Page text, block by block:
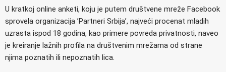
U kratkoj online anketi, koju je putem društvene mreže Facebook
sprovela organizacija ’Partneri Srbija’, najveći procenat mladih
uzrasta ispod 18 godina, kao primere povreda privatnosti, naveo
je kreiranje lažnih profila na društvenim mrežama od strane
njima poznatih ili nepoznatih lica.